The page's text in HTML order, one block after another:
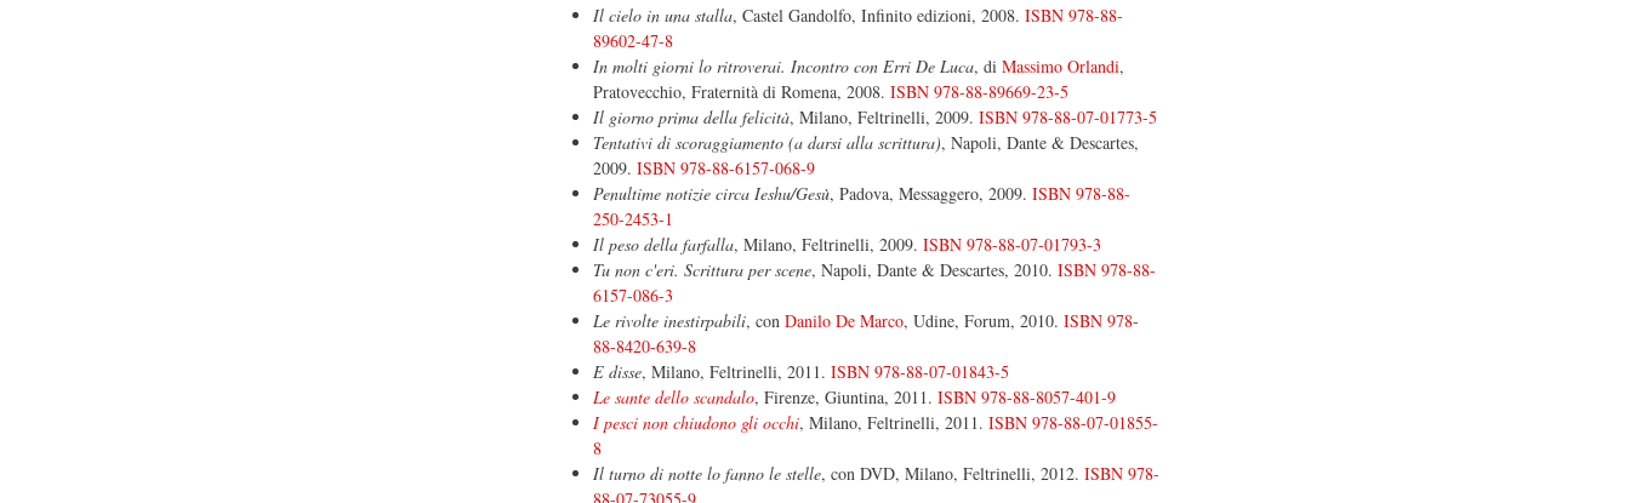
Il cielo in una stalla, Castel Gandolfo, Infinito edizioni, 2008. ISBN 978-88-
89602-47-8
In molti giorni lo ritroverai. Incontro con Erri De Luca, di Massimo Orlandi,
Pratovecchio, Fraternità di Romena, 2008. ISBN 978-88-89669-23-5
Il giorno prima della felicità, Milano, Feltrinelli, 2009. ISBN 978-88-07-01773-5
Tentativi di scoraggiamento (a darsi alla scrittura), Napoli, Dante & Descartes,
2009. ISBN 978-88-6157-068-9
Penultime notizie circa Ieshu/Gesù, Padova, Messaggero, 2009. ISBN 978-88-
250-2453-1
Il peso della farfalla, Milano, Feltrinelli, 2009. ISBN 978-88-07-01793-3
Tu non c'eri. Scrittura per scene, Napoli, Dante & Descartes, 2010. ISBN 978-88-
6157-086-3
Le rivolte inestirpabili, con Danilo De Marco, Udine, Forum, 2010. ISBN 978-
88-8420-639-8
E disse, Milano, Feltrinelli, 2011. ISBN 978-88-07-01843-5
Le sante dello scandalo, Firenze, Giuntina, 2011. ISBN 978-88-8057-401-9
I pesci non chiudono gli occhi, Milano, Feltrinelli, 2011. ISBN 978-88-07-01855-
8
Il turno di notte lo fanno le stelle, con DVD, Milano, Feltrinelli, 2012. ISBN 978-